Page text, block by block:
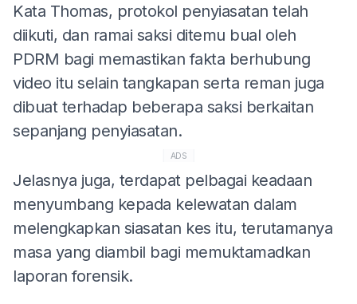
Kata Thomas, protokol penyiasatan telah
diikuti, dan ramai saksi ditemu bual oleh
PDRM bagi memastikan fakta berhubung
video itu selain tangkapan serta reman juga
dibuat terhadap beberapa saksi berkaitan
sepanjang penyiasatan.
ADS
Jelasnya juga, terdapat pelbagai keadaan
menyumbang kepada kelewatan dalam
melengkapkan siasatan kes itu, terutamanya
masa yang diambil bagi memuktamadkan
laporan forensik.